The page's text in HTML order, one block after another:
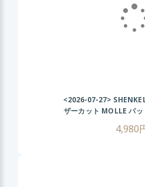
<2026-07-27>
ザーカット MOLLE パ
ラ サバゲー サバ
4,980